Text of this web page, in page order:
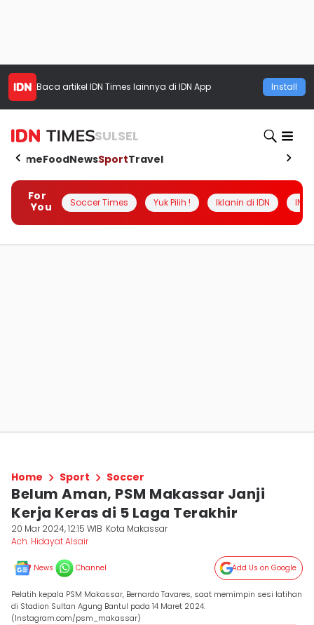
Baca artikel IDN Times lainnya di IDN App Install
SULSEL
HomeFoodNewsSportTravel
For
You
Soccer Times Yuk Pilih ! Iklanin di IDN
Home Sport Soccer
Belum Aman, PSM Makassar Janji
Kerja Keras di 5 Laga Terakhir
20 Mar 2024, 12:15 WIB Kota Makassar
Ach. Hidayat Alsair
News Channel Add Us on Google
Pelatih kepala PSM Makassar, Bernardo Tavares, saat memimpin sesi latihan
di Stadion Sultan Agung Bantul pada 14 Maret 2024.
(Instagram.com/psm_makassar)